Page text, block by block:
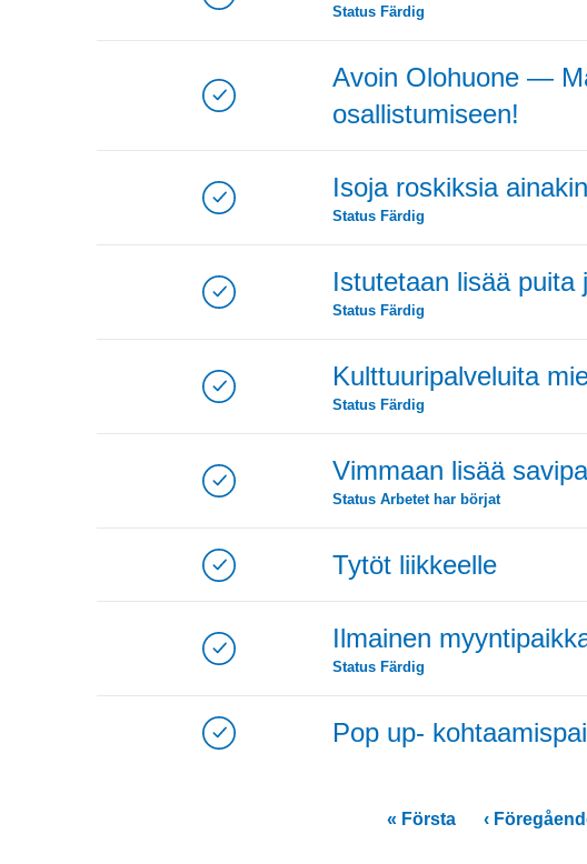
Status Färdig
Avoin Olohuone —
osallistumiseen!
Isoja roskiksia
Status Färdig
Istutetaan lisää puita
Status Färdig
Kulttuuripalveluita
Status Färdig
Vimmaan lisää
Status Arbetet har börjat
Tytöt liikkeelle
Ilmainen
Status Färdig
Pop up-
« Första ‹